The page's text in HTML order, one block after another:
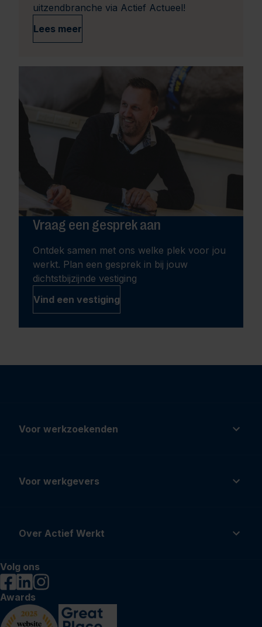
uitzendbranche via Actief Actueel!
Lees meer
Vraag een gesprek aan
Ontdek samen met ons welke plek voor jou
werkt. Plan een gesprek in bij jouw
dichtstbijzijnde vestiging
Vind een vestiging
Voor werkzoekenden
Voor werkgevers
Over Actief Werkt
Volg ons
Awards